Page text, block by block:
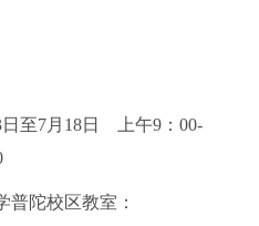
日至7月 18日 上午9 ： 00-
普陀校区教室：